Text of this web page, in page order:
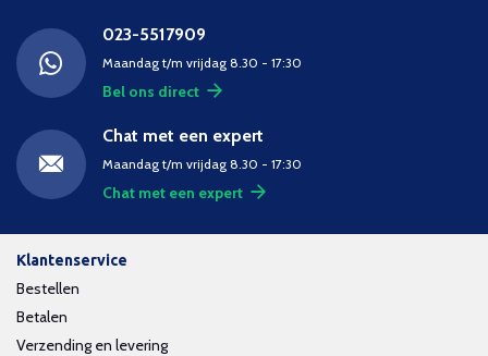
023-5517909
Maandag t/m vrijdag 8.30 - 17:30
Bel ons direct
Chat met een expert
Maandag t/m vrijdag 8.30 - 17:30
Chat met een expert
Klantenservice
Bestellen
Betalen
Verzending en levering